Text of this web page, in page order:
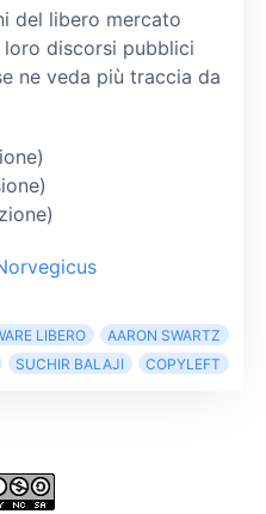
del libero mercato
discorsi pubblici
ne veda più traccia da
LIBERO
AARON SWARTZ
SUCHIR BALAJI COPYLEFT